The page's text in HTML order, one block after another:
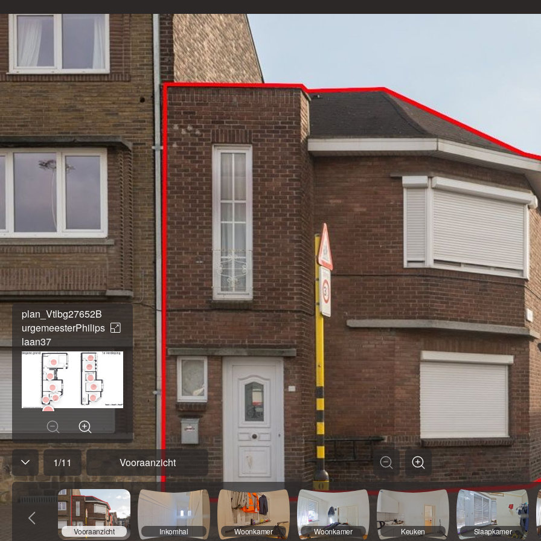
plan_Vtlbg27652B
urgemeesterPhilips
laan37
1/11 Vooraanzicht
Vooraanzicht Inkomhal Woonkamer Woonkamer Keuken Slaapkamer